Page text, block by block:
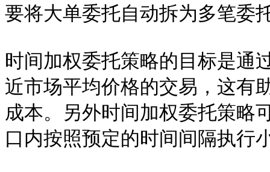
要将大单委托自动拆为多笔委
时间加权委托策略的目标是通
近市场平均价格的交易，这有
成本。另外时间加权委托策略
口内按照预定的时间间隔执行